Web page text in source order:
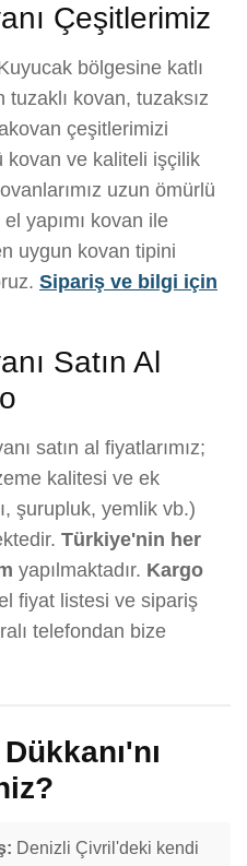
Çeşitlerimiz
bölgesine katlı
kovan, tuzaksız
çeşitlerimizi
kovan ve kaliteli işçilik
uzun ömürlü
yapımı kovan ile
uygun kovan tipini
Sipariş ve bilgi için
Satın Al
satın al fiyatlarımız;
kalitesi ve ek
şurupluk, yemlik vb.)
Türkiye'nin her
yapılmaktadır. Kargo
fiyat listesi ve sipariş
telefondan bize
Denizli Çivril'deki kendi